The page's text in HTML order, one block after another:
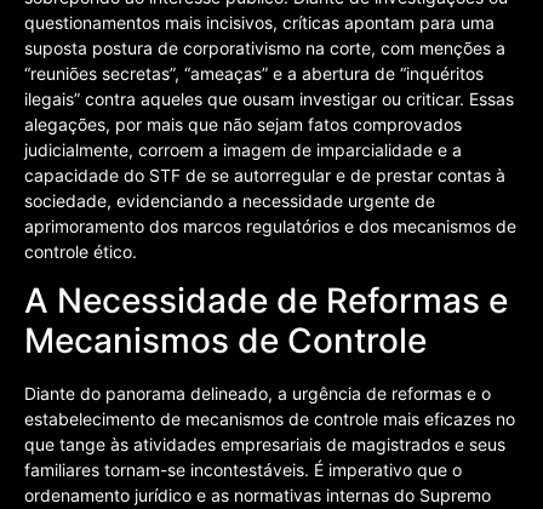
questionamentos mais incisivos, críticas apontam para uma
suposta postura de corporativismo na corte, com menções a
“reuniões secretas”, “ameaças” e a abertura de “inquéritos
ilegais” contra aqueles que ousam investigar ou criticar. Essas
alegações, por mais que não sejam fatos comprovados
judicialmente, corroem a imagem de imparcialidade e a
capacidade do STF de se autorregular e de prestar contas à
sociedade, evidenciando a necessidade urgente de
aprimoramento dos marcos regulatórios e dos mecanismos de
controle ético.
A Necessidade de Reformas e
Mecanismos de Controle
Diante do panorama delineado, a urgência de reformas e o
estabelecimento de mecanismos de controle mais eficazes no
que tange às atividades empresariais de magistrados e seus
familiares tornam-se incontestáveis. É imperativo que o
ordenamento jurídico e as normativas internas do Supremo